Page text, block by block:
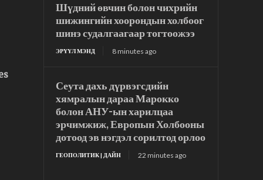
Шүдний өвчин болон чихрийн
шижингийн хоорондын холбоог
шинэ судалгаагаар тогтоожээ
ЭРҮҮЛ МЭНД 8 minutes ago
Сеута дахь дүрвэгсдийн
хямралын дараа Марокко
болон АНУ-ын харилцаа
эрчимжиж, Европын Холбооны
дотоод эв нэгдэл сорилтод орлоо
ГЕОПОЛИТИК | ДАЙН 22 minutes ago